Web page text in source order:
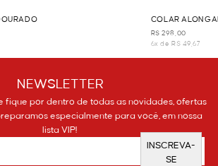
COLAR
R$ 298,00
6x de R$ 49,67
NEWSLETTER
fique por dentro de todas as novidades, ofertas
especialmente para você, em nossa
lista VIP!
INSCREVA-
SE